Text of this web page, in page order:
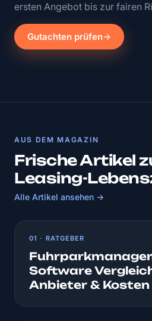
ersten Angebot bis zur fairen
Gutachten prüfen
AUS DEM MAGAZIN
Frische Artikel
Leasing-
Alle Artikel ansehen →
01 · RATGEBER
Software
Anbieter & Kosten